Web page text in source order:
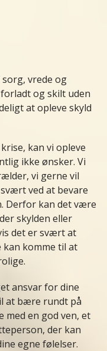
vrede og
og skilt uden
at opleve skyld
kan vi opleve
ikke ønsker. Vi
vi gerne vil
ved at bevare
Derfor kan det være
skylden eller
det er svært at
komme til at
ansvar for dine
at bære rundt på
med en god ven, et
der kan
egne følelser.